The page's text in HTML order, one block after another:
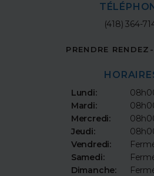
(418) 364-
PRENDRE
Lundi:
Mardi:
Mercredi:
Jeudi:
Vendredi:
Samedi:
Dimanche: